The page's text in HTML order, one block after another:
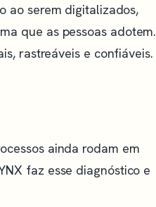
ao serem digitalizados,
que as pessoas adotem.
rastreáveis e confiáveis.
ainda rodam em
faz esse diagnóstico e